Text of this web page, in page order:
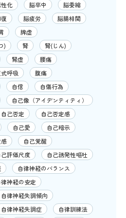
化 脳卒中
脳委縮
脳疲労
脳腸相関
脾虚
)
腎
腎(じん)
腎虚
腰痛
呼吸
腹痛
自信
自傷行為
自己像（アイデンティティ）
自己否定
自己否定感
自己愛
自己暗示
自己覚醒
己評価尺度
自己誘発性嘔吐
自律神経のバランス
律神経の安定
自律神経失調傾向
自律神経失調症
自律訓練法